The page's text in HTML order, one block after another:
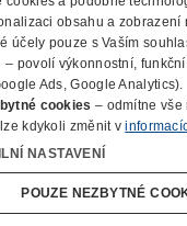
Doprava a montáž
Možnosti platby
Záruka, servis,
Ochrana osobních
Informace o cookies
Jak nakupovat
Online poptávka
Naše katalogy
Reklamační formulář
Výroba kancelářského
Zpracování
E-Procurement
Prohlášení o
O FIRMĚ
O nás
Kontakty
Členství v organizacích
Ocenění a certifikáty
Naše eshopy
© 2010 - 2026 B2B
obsahu a
účely pouze s Vaším
– povolí výkonnostní,
Ads, Google Analytics).
cookies – odmítne
kdykoli změnit v
NASTAVENÍ
POUZE NEZBYTNÉ